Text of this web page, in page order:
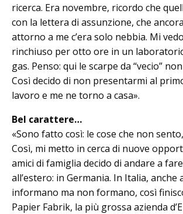
ricerca. Era novembre, ricordo che
con la lettera di assunzione, che
attorno a me c’era solo nebbia. Mi
rinchiuso per otto ore in un
gas. Penso: qui le scarpe da “vecio”
Così decido di non presentarmi al
lavoro e me ne torno a casa».
Bel carattere…
«Sono fatto così: le cose che non
Così, mi metto in cerca di nuove
amici di famiglia decido di andare a
all’estero: in Germania. In Italia, anche
informano ma non formano, così
Pa­pier Fabrik, la più grossa azienda